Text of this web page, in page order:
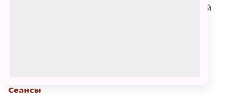
Брендированный картонный домик со светодиодной
Сеансы